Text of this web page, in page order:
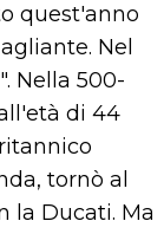
quest'anno
Nel
Nella 500-
di 44
tornò al
la Ducati. Ma